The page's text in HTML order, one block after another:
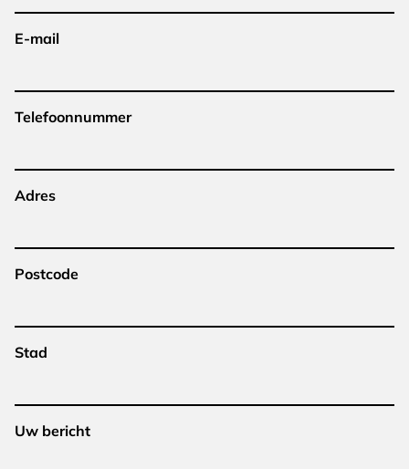
E-mail
Telefoonnummer
Adres
Postcode
Stad
Uw bericht